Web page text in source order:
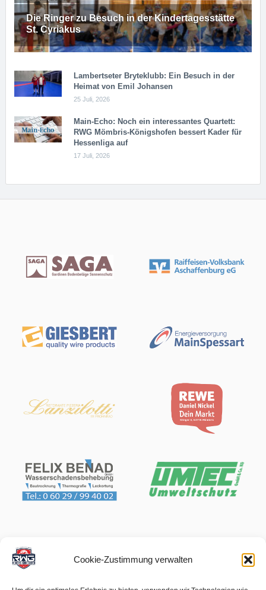
Cookie-Zustimmung verwalten
Die Ringer zu Besuch in der Kindertagesstätte
St. Cyriakus
Lambertseter Bryteklubb: Ein Besuch in der
Heimat von Emil Johansen
25 Juli, 2026
Main-Echo: Noch ein in­ter­es­san­tes Quar­tett:
RWG Möm­b­ris-Kö­n­igs­ho­fen bessert Kader für
Hessenliga auf
17 Juli, 2026